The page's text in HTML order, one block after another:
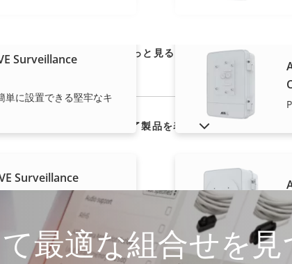
もっと見る
Surveillance
単に設置できる堅牢なキ
Surveillance
の設置用の拡張キャビ
販売終了製品を表示
最適な組合せを見